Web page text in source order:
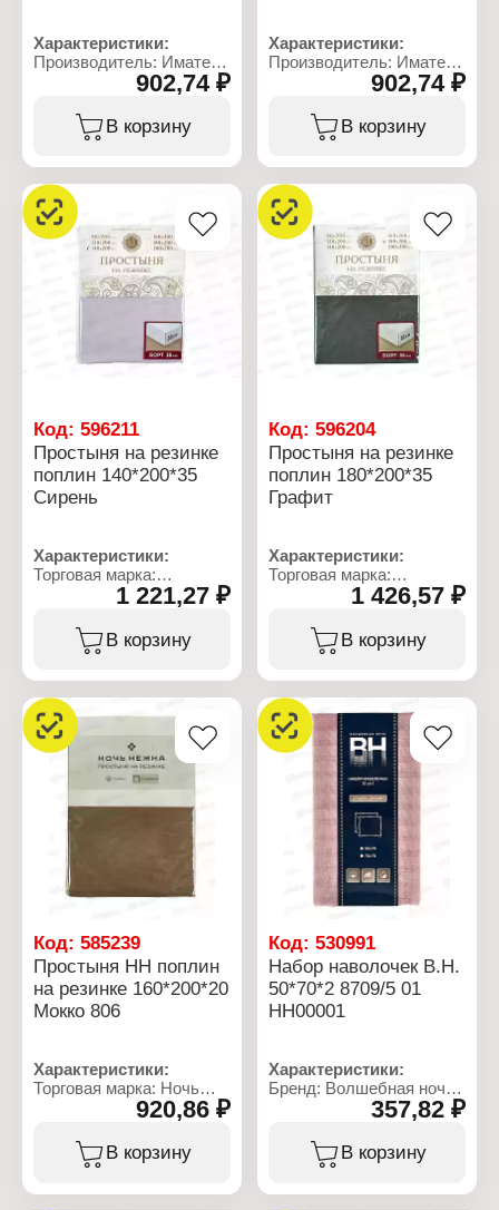
Характеристики:
Производитель: Иматекс
Артикул: 1061В
Тип товара: Простыня
Размер: 220х240 см
Общий размер: евро
Состав ткани: 100%
хлопок
Плотность ткани: 105 г/
902,74 ₽
В корзину
Характеристики:
Производитель: Иматекс
Артикул: 1139В
Тип товара: Простыня
Размер: 220х240 см
Общий размер: евро
Состав ткани: 100%
хлопок
Плотность ткани: 105 г/
902,74 ₽
В корзину
Код: 596211
Простыня на резинке
поплин 140*200*35
Сирень
Характеристики:
Торговая марка:
Тип товара: Простыня
Крепление: на резинке
Цвет: сирень
периметру: 35 см
Материал: поплин
Состав ткани: 100%
Плотность ткани: 115 г/
1 221,27 ₽
В корзину
Код:596204
Простыня на резинке
поплин 180*200*35
Графит
Характеристики:
Торговая марка:
Тип товара: Простыня
Крепление: на резинке
Цвет: графит
периметру: 35 см
Материал: поплин
Состав ткани: 100%
хлопок
Плотность ткани: 115 г/
1 426,57 ₽
В корзину
Код: 585239
Простыня НН поплин
на резинке 160*200*20
Мокко 806
Характеристики:
Торговая марка: Ночь
Тип товара: Простыня
Модель: "Мокко"
920,86 ₽
В корзину
Код:530991
Набор наволочек В.Н.
50*70*2 8709/5 01
НН00001
Характеристики:
Бренд: Волшебная ночь
Артикул: 782063
наволочек
Модель: "Silver Rose"
357,82 ₽
В корзину